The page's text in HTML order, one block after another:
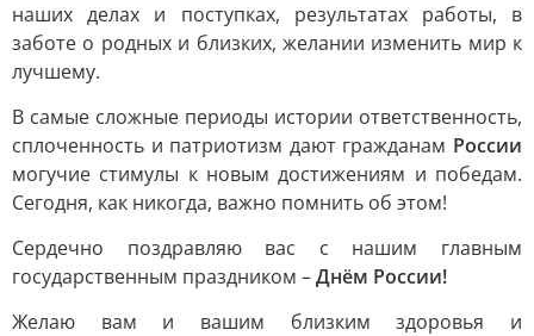
наших делах и поступках, результатах работы, в
заботе о родных и близких, желании изменить мир к
лучшему.
В самые сложные периоды истории ответственность,
сплоченность и патриотизм дают гражданам России
могучие стимулы к новым достижениям и победам.
Сегодня, как никогда, важно помнить об этом!
Сердечно поздравляю вас с нашим главным
государственным праздником –Днём России!
Желаю вам и вашим близким здоровья и